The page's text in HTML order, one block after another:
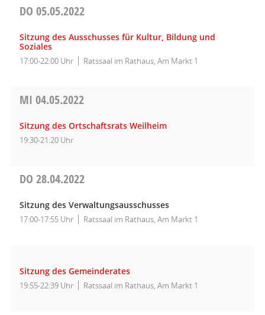
DO 05.05.2022
Sitzung des Ausschusses für Kultur, Bildung und
Soziales
17:00-22:00 Uhr Ratssaal im Rathaus, Am Markt 1
MI 04.05.2022
Sitzung des Ortschaftsrats Weilheim
19:30-21:20 Uhr
DO 28.04.2022
Sitzung des Verwaltungsausschusses
17:00-17:55 Uhr Ratssaal im Rathaus, Am Markt 1
Sitzung des Gemeinderates
19:55-22:39 Uhr Ratssaal im Rathaus, Am Markt 1